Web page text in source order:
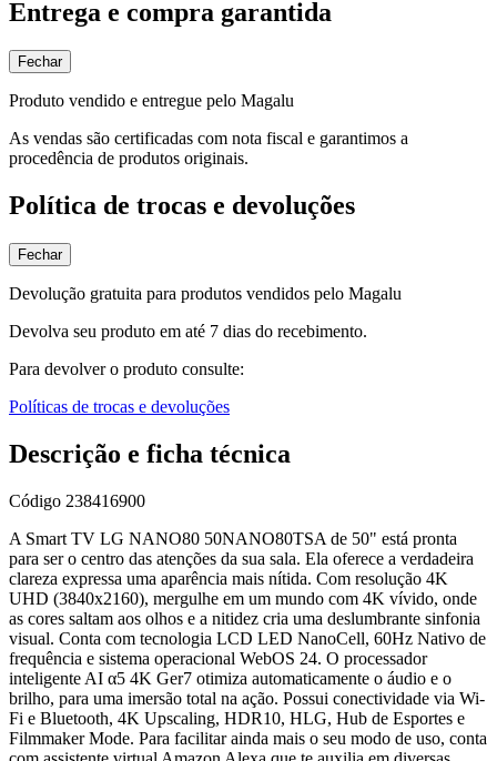
Entrega e compra garantida
Fechar
Produto vendido e entregue pelo Magalu
As vendas são certificadas com nota fiscal e garantimos a
procedência de produtos originais.
Política de trocas e devoluções
Fechar
Devolução gratuita para produtos vendidos pelo Magalu
Devolva seu produto em até 7 dias do recebimento.
Para devolver o produto consulte:
Políticas de trocas e devoluções
Descrição e ficha técnica
Código 238416900
A Smart TV LG NANO80 50NANO80TSA de 50" está pronta
para ser o centro das atenções da sua sala. Ela oferece a verdadeira
clareza expressa uma aparência mais nítida. Com resolução 4K
UHD (3840x2160), mergulhe em um mundo com 4K vívido, onde
as cores saltam aos olhos e a nitidez cria uma deslumbrante sinfonia
visual. Conta com tecnologia LCD LED NanoCell, 60Hz Nativo de
frequência e sistema operacional WebOS 24. O processador
inteligente AI α5 4K Ger7 otimiza automaticamente o áudio e o
brilho, para uma imersão total na ação. Possui conectividade via Wi-
Fi e Bluetooth, 4K Upscaling, HDR10, HLG, Hub de Esportes e
Filmmaker Mode. Para facilitar ainda mais o seu modo de uso, conta